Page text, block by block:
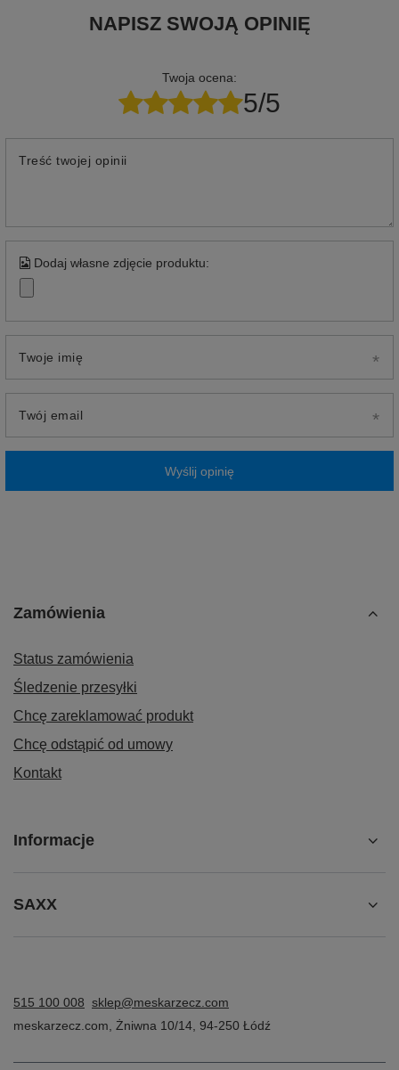
NAPISZ SWOJĄ OPINIĘ
Twoja ocena:
5/5
Treść twojej opinii
Dodaj własne zdjęcie produktu:
Twoje imię
Twój email
Wyślij opinię
Zamówienia
Status zamówienia
Śledzenie przesyłki
Chcę zareklamować produkt
Chcę odstąpić od umowy
Kontakt
Informacje
SAXX
515 100 008 sklep@meskarzecz.com
meskarzecz.com, Żniwna 10/14, 94-250 Łódź